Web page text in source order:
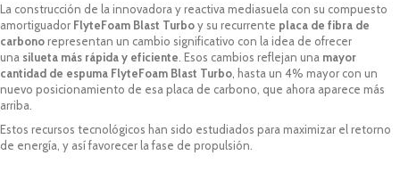
La construcción de la innovadora y reactiva mediasuela con su compuesto
amortiguador FlyteFoam Blast Turboy su recurrente placa de fibra de
carbonorepresentan un cambio significativo con la idea de ofrecer
una silueta más rápida y eficiente . Esos cambios reflejan una mayor
cantidad de espuma FlyteFoam Blast Turbo , hasta un 4% mayor con un
nuevo posicionamiento de esa placa de carbono, que ahora aparece más
arriba.
Estos recursos tecnológicos han sido estudiados para maximizar el retorno
de energía, y así favorecer la fase de propulsión.